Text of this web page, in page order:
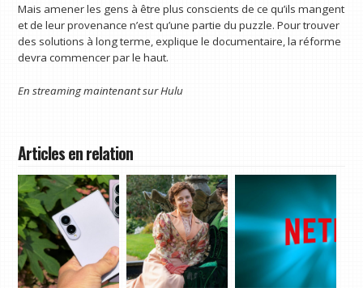
Mais amener les gens à être plus conscients de ce qu’ils mangent
et de leur provenance n’est qu’une partie du puzzle. Pour trouver
des solutions à long terme, explique le documentaire, la réforme
devra commencer par le haut.
En streaming maintenant surHulu
Articles en relation